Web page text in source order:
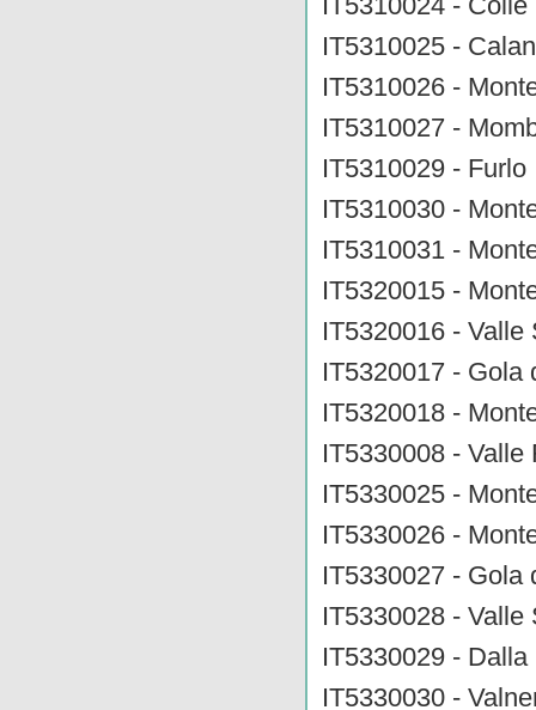
IT5310025 -
IT5310026 -
IT5310027 -
IT5310029 - Furlo
IT5310030 -
IT5310031 -
IT5320015 -
IT5320016 - Valle
IT5320017 - Gola
IT5320018 -
IT5330008 -
IT5330025 -
IT5330026 -
IT5330027 - Gola
IT5330028 -
IT5330029 -
IT5330030 -